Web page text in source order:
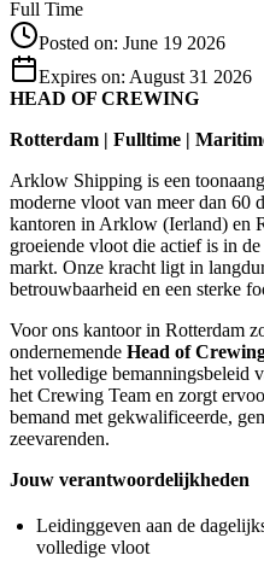
Full Time
Posted on: June 19 2026
Expires on: August 31 2026
HEAD OF CREWING
Rotterdam | Fulltime |
Arklow Shipping is een
moderne vloot van meer dan 60
kantoren in Arklow (Ierland) en
groeiende vloot die actief is in
markt. Onze kracht ligt in
betrouwbaarheid en een sterke
Voor ons kantoor in Rotterdam
ondernemende Head of
het volledige bemanningsbeleid
het Crewing Team en zorgt
bemand met gekwalificeerde,
zeevarenden.
Jouw verantwoordelijkheden
Leidinggeven aan de
volledige vloot